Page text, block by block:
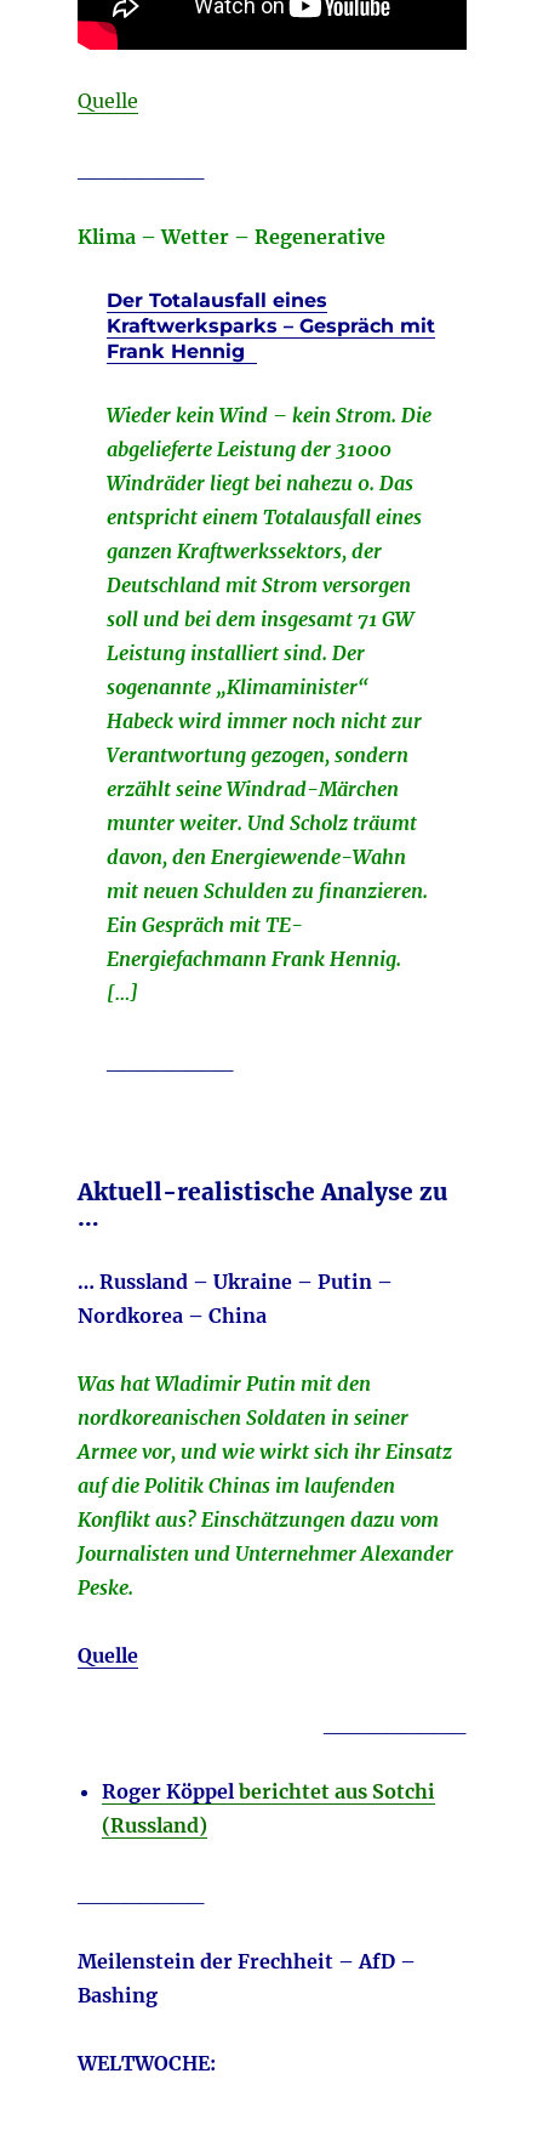
Quelle
Klima – Wetter – Regenerative
Der Totalausfall eines
Kraftwerksparks – Gespräch mit
Frank Hennig
Wieder kein Wind – kein Strom. Die
abgelieferte Leistung der 31000
Windräder liegt bei nahezu 0. Das
entspricht einem Totalausfall eines
ganzen Kraftwerkssektors, der
Deutschland mit Strom versorgen
soll und bei dem insgesamt 71 GW
Leistung installiert sind. Der
sogenannte „Klimaminister“
Habeck wird immer noch nicht zur
Verantwortung gezogen, sondern
erzählt seine Windrad-Märchen
munter weiter. Und Scholz träumt
davon, den Energiewende-Wahn
mit neuen Schulden zu finanzieren.
Ein Gespräch mit TE-
Energiefachmann Frank Hennig.
[…]
Aktuell-realistische Analyse zu
…
… Russland – Ukraine – Putin –
Nordkorea – China
Was hat Wladimir Putin mit den
nordkoreanischen Soldaten in seiner
Armee vor, und wie wirkt sich ihr Einsatz
auf die Politik Chinas im laufenden
Konflikt aus? Einschätzungen dazu vom
Journalisten und Unternehmer Alexander
Peske.
Quelle
Roger Köppel berichtet aus Sotchi
(Russland)
Meilenstein der Frechheit – AfD –
Bashing
WELTWOCHE: